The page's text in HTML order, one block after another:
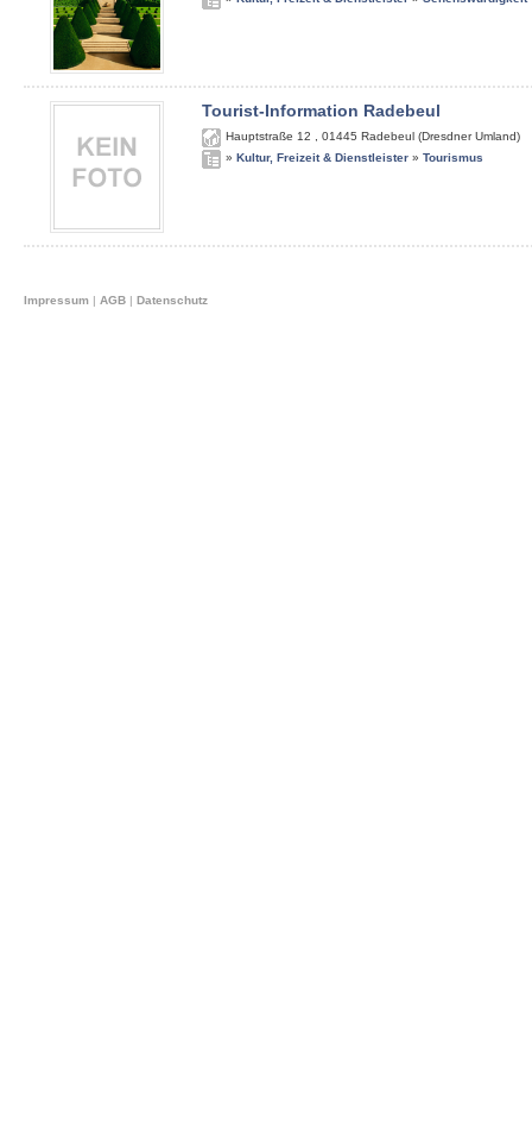
Tourist-Information Radebeul
Hauptstraße 12 01445 Radebeul (Dresdner Umland)
» Kultur, Freizeit & Dienstleister » Tourismus
Impressum | AGB | Datenschutz